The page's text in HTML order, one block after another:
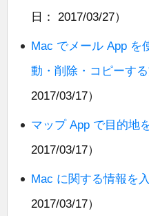
日： 2017/03/27）
Mac でメール App を
動・削除・コピーす
2017/03/17）
マップ App で目的地
2017/03/17）
Mac に関する情報を
2017/03/17）